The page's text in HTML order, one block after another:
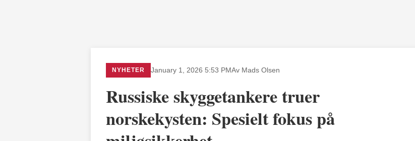
NYHETER January 1, 2026 5:53 PMAv Mads Olsen
Russiske skyggetankere truer
norskekysten: Spesielt fokus på